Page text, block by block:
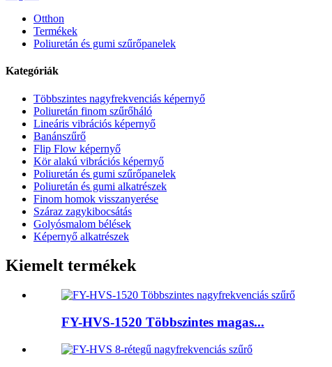
Otthon
Termékek
Poliuretán és gumi szűrőpanelek
Kategóriák
Többszintes nagyfrekvenciás képernyő
Poliuretán finom szűrőháló
Lineáris vibrációs képernyő
Banánszűrő
Flip Flow képernyő
Kör alakú vibrációs képernyő
Poliuretán és gumi szűrőpanelek
Poliuretán és gumi alkatrészek
Finom homok visszanyerése
Száraz zagykibocsátás
Golyósmalom bélések
Képernyő alkatrészek
Kiemelt termékek
FY-HVS-1520 Többszintes magas...